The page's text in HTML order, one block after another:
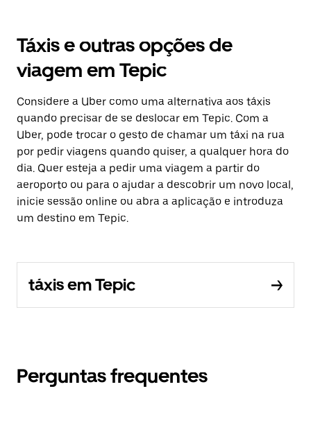
Táxis e outras opções de
viagem em Tepic
Considere a Uber como uma alternativa aos táxis
quando precisar de se deslocar em Tepic. Com a
Uber, pode trocar o gesto de chamar um táxi na rua
por pedir viagens quando quiser, a qualquer hora do
dia. Quer esteja a pedir uma viagem a partir do
aeroporto ou para o ajudar a descobrir um novo local,
inicie sessão online ou abra a aplicação e introduza
um destino em Tepic.
táxis em Tepic
Perguntas frequentes